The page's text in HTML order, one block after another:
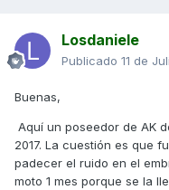
Losdaniele
Publicado 11 de
Buenas,
Aquí un poseedor de AK
2017. La cuestión es que
padecer el ruido en el
moto 1 mes porque se la